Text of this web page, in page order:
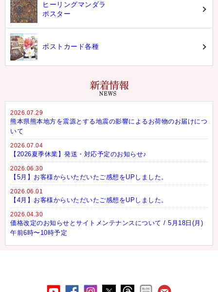
ヒーリングマンダラ
ポスター
ポストカード各種
2026.07.29
熊本県熊本地方を震源とする地震の影響によるお荷物のお届けにつ
いて
2026.07.04
【2026夏季休業】発送・対応予定のお知らせ♪
2026.06.30
【5月】お客様からいただいたご感想をUPしました。
2026.06.01
【4月】お客様からいただいたご感想をUPしました。
2026.04.30
価格改定のお知らせとサイトメンテナンスについて / 5月18日(月)
午前6時〜10時予定